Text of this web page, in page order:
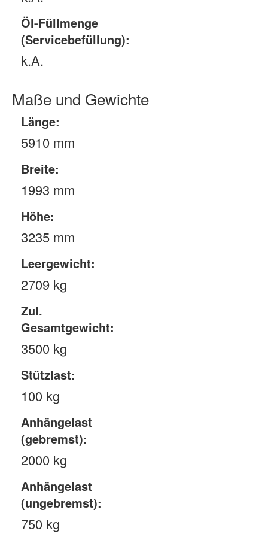
Öl-Füllmenge
(Servicebefüllung):
k.A.
Maße und Gewichte
Länge:
5910 mm
Breite:
1993 mm
Höhe:
3235 mm
Leergewicht:
2709 kg
Zul.
Gesamtgewicht:
3500 kg
Stützlast:
100 kg
Anhängelast
(gebremst):
2000 kg
Anhängelast
(ungebremst):
750 kg